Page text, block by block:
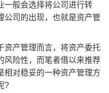
一般会选择将公司进行转
公司的出现，也就是资产管
资产管理而言，将资产委托
风险性，而笔者借以来推荐
相对稳妥的一种资产管理方
?